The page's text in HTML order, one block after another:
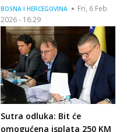
BOSNA I HERCEGOVINA
Fri, 6 Feb
2026 - 16:29
Sutra odluka: Bit će
omogućena isplata 250 KM